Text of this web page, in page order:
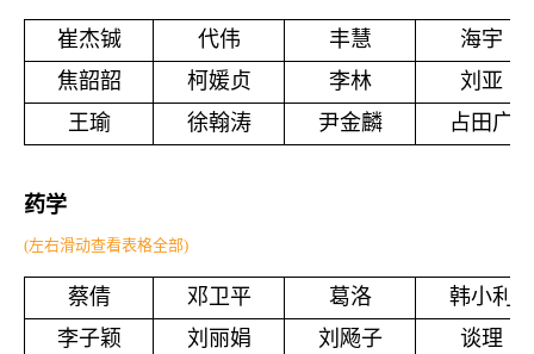
崔杰铖 代伟 丰慧
海宇
焦韶韶
柯媛贞 李林
刘亚
王瑜
徐翰涛 尹金麟 占田广
药学
(左右滑动查看表格全部)
蔡倩 邓卫平 葛洛
韩小利
李子颖
刘丽娟 刘飏子
谈理